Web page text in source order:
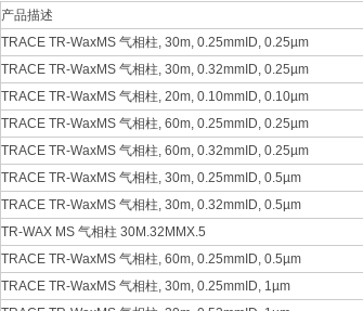
产品描述
TRACE TR-WaxMS 气相柱, 30m, 0.25mmID, 0.25µm
TRACE TR-WaxMS 气相柱, 30m, 0.32mmID, 0.25µm
TRACE TR-WaxMS 气相柱, 20m, 0.10mmID, 0.10µm
TRACE TR-WaxMS 气相柱, 60m, 0.25mmID, 0.25µm
TRACE TR-WaxMS 气相柱, 60m, 0.32mmID, 0.25µm
TRACE TR-WaxMS 气相柱, 30m, 0.25mmID, 0.5µm
TRACE TR-WaxMS 气相柱, 30m, 0.32mmID, 0.5µm
TR-WAX MS 气相柱 30M.32MMX.5
TRACE TR-WaxMS 气相柱, 60m, 0.25mmID, 0.5µm
TRACE TR-WaxMS 气相柱, 30m, 0.25mmID, 1µm